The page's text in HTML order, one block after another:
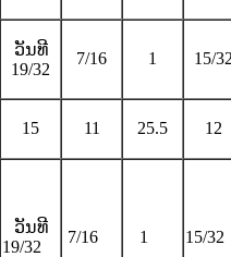
ວັນທີ
19/32
7/16 1 15/
15 11 25.5 12
ວັນທີ
19/32
7/16 1
15/32